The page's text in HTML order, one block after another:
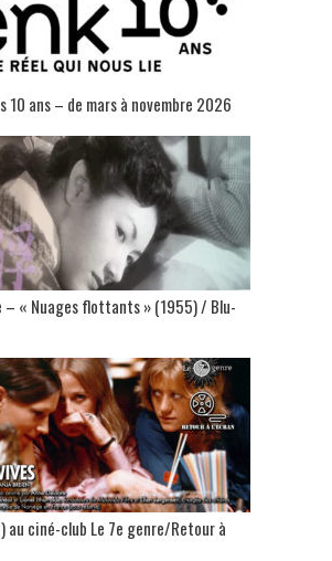
10 ans – de mars à novembre 2026
– « Nuages flottants » (1955) / Blu-
au ciné-club Le 7e genre/Retour à